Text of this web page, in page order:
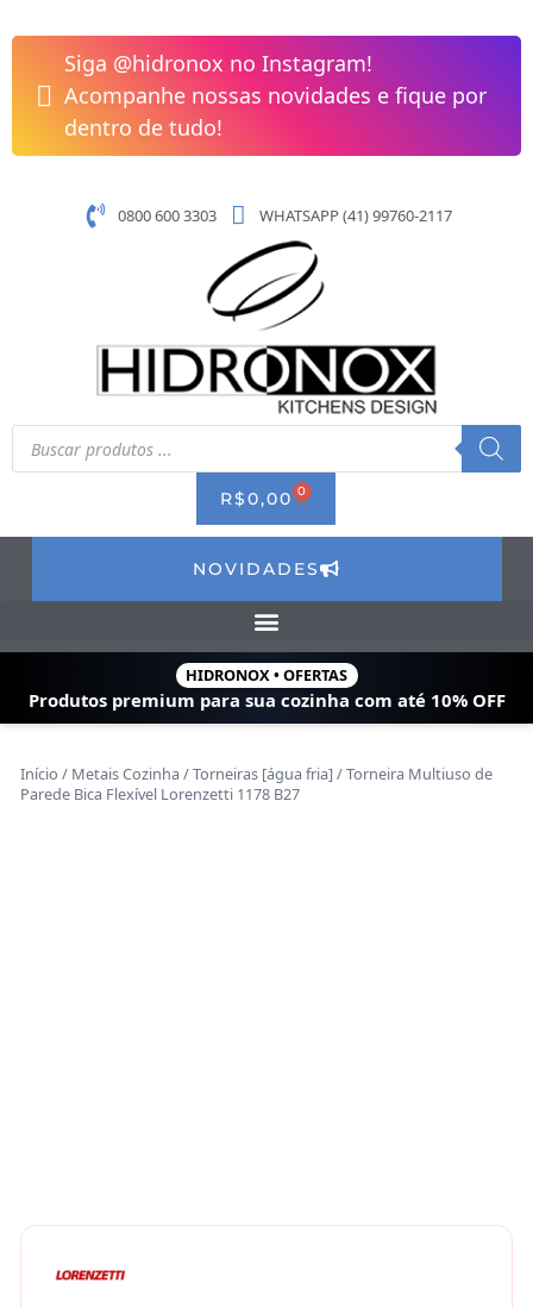
para
conteúdo
Siga @hidronox no Instagram!
Acompanhe nossas novidades e fique por
dentro de tudo!
0800 600 3303 WHATSAPP (41) 99760-2117
Pesquisar
produtos
R$0,00 0 CART
NOVIDADES
HIDRONOX • OFERTAS
Produtos premium para sua cozinha com até 10% OFF
Início / Metais Cozinha /Torneiras [água fria]/ Torneira Multiuso de
Parede Bica Flexível Lorenzetti 1178 B27
Multiuso
de
Parede
Bica
Flexível
1178